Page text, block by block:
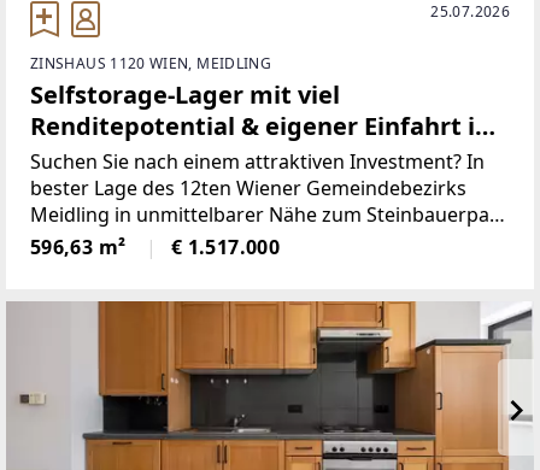
25.07.2026
ZINSHAUS 1120 WIEN, MEIDLING
Selfstorage-Lager mit viel
Renditepotential & eigener Einfahrt in
Meidling
Suchen Sie nach einem attraktiven Investment? In
bester Lage des 12ten Wiener Gemeindebezirks
Meidling in unmittelbarer Nähe zum Steinbauerpark
gelangt dieses sich im Souterrain befindliche Lager
plus Nebenräume zum Verkauf.Die Fläche
596,63 m² € 1.517.000